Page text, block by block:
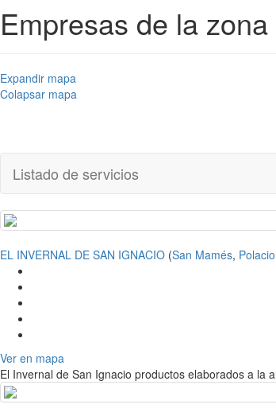
Empresas de la
Expandir mapa
Colapsar mapa
Listado de servicios
EL INVERNAL DE SAN IGNACIO (San Mamés,
Ver en mapa
El Invernal de San Ignacio productos elaborados a la